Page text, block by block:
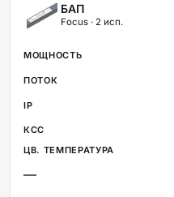
БАП
Focus · 2 исп.
—